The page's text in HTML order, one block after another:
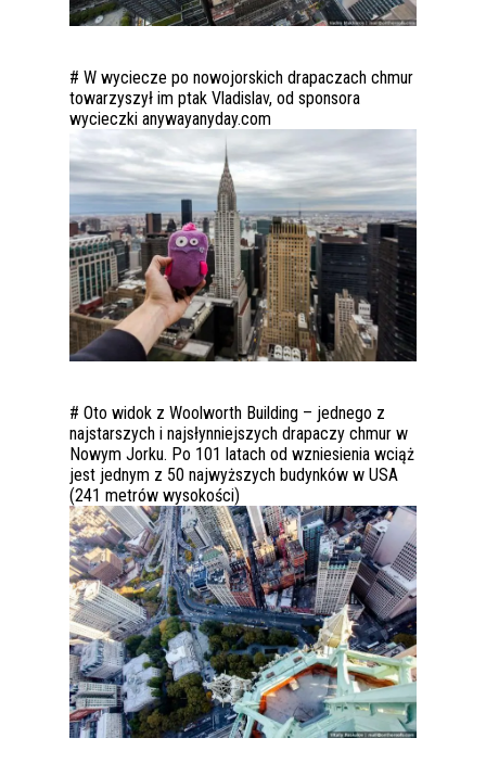
# W wyciecze po nowojorskich drapaczach chmur
towarzyszył im ptak Vladislav, od sponsora
wycieczki anywayanyday.com
# Oto widok z Woolworth Building – jednego z
najstarszych i najsłynniejszych drapaczy chmur w
Nowym Jorku. Po 101 latach od wzniesienia wciąż
jest jednym z 50 najwyższych budynków w USA
(241 metrów wysokości)